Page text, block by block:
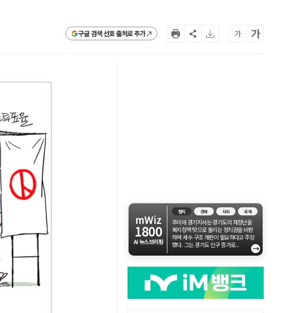
구글 검색 선호 출처로 추가 가 가
mWiz
1800
AI 뉴스브리핑
정치 경제 사회 국제
추미애 경기지사는 경기도의 재정난을
복지정책 탓으로 돌리는 정치권을 비판
하며 세수 구조 개편이 필요하다고 주장
했다. 그는 경기도 인구 증가로...
→